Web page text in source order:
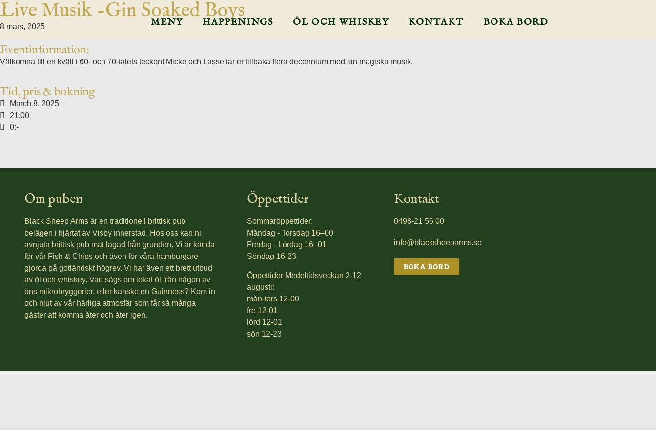
MENY HAPPENINGS ÖL OCH WHISKEY KONTAKT BOKA BORD
Live Musik -Gin Soaked Boys
8 mars, 2025
Eventinformation:
Välkomna till en kväll i 60- och 70-talets tecken! Micke och Lasse tar er tillbaka flera decennium med sin magiska musik.
Tid, pris & bokning
March 8, 2025
21:00
0:-
Om puben
Black Sheep Arms är en traditionell brittisk pub
belägen i hjärtat av Visby innerstad. Hos oss kan ni
avnjuta brittisk pub mat lagad från grunden. Vi är kända
för vår Fish & Chips och även för våra hamburgare
gjorda på gotländskt högrev. Vi har även ett brett utbud
av öl och whiskey. Vad sägs om lokal öl från någon av
öns mikrobryggerier, eller kanske en Guinness? Kom in
och njut av vår härliga atmosfär som får så många
gäster att komma åter och åter igen.
Öppettider
Sommaröppettider:
Måndag - Torsdag 16–00
Fredag - Lördag 16–01
Söndag 16-23
Öppettider Medeltidsveckan 2-12
augusti:
mån-tors 12-00
fre 12-01
lörd 12-01
sön 12-23
Kontakt
0498-21 56 00
info@blacksheeparms.se
BOKA BORD